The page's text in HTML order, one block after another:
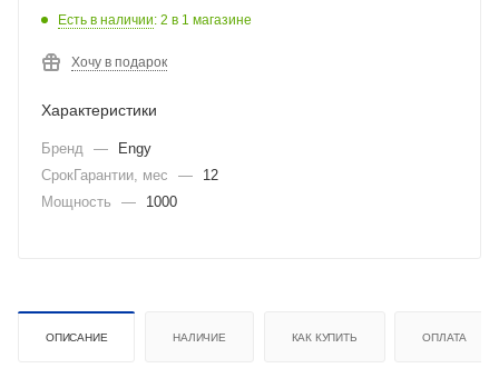
Есть в наличии: 2 в 1 магазине
Хочу в подарок
Характеристики
Бренд —
Engy
СрокГарантии, мес
—
12
Мощность
— 1000
ОПИСАНИЕ НАЛИЧИЕ КАК КУПИТЬ ОПЛАТА